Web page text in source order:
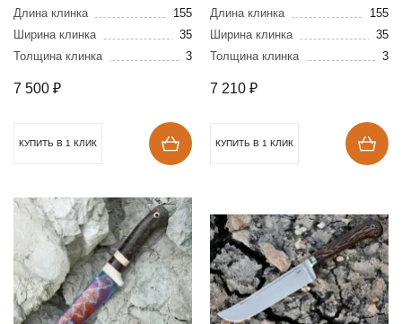
стали
Длина клинка
155
Ширина клинка
35
Толщина клинка
3
7 500 ₽
КУПИТЬ В 1 КЛИК
N690
Длина клинка
155
Ширина клинка
35
Толщина клинка
3
7 210 ₽
КУПИТЬ В 1 КЛИК